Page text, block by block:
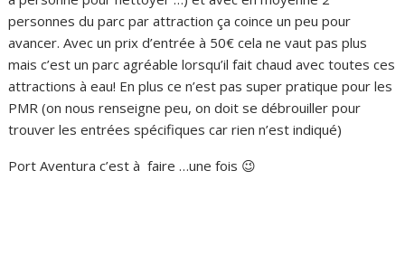
personnes du parc par attraction ça coince un peu pour
avancer. Avec un prix d’entrée à 50€ cela ne vaut pas plus
mais c’est un parc agréable lorsqu’il fait chaud avec toutes ces
attractions à eau! En plus ce n’est pas super pratique pour les
PMR (on nous renseigne peu, on doit se débrouiller pour
trouver les entrées spécifiques car rien n’est indiqué)
Port Aventura c’est à faire …une fois 😉